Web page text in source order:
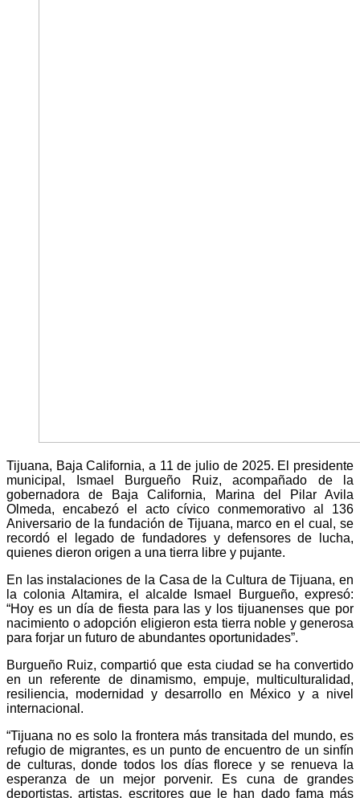
Tijuana, Baja California, a 11 de julio de 2025. El presidente
municipal, Ismael Burgueño Ruiz, acompañado de la
gobernadora de Baja California, Marina del Pilar Avila
Olmeda, encabezó el acto cívico conmemorativo al 136
Aniversario de la fundación de Tijuana, marco en el cual, se
recordó el legado de fundadores y defensores de lucha,
quienes dieron origen a una tierra libre y pujante.
En las instalaciones de la Casa de la Cultura de Tijuana, en
la colonia Altamira, el alcalde Ismael Burgueño, expresó:
“Hoy es un día de fiesta para las y los tijuanenses que por
nacimiento o adopción eligieron esta tierra noble y generosa
para forjar un futuro de abundantes oportunidades”.
Burgueño Ruiz, compartió que esta ciudad se ha convertido
en un referente de dinamismo, empuje, multiculturalidad,
resiliencia, modernidad y desarrollo en México y a nivel
internacional.
“Tijuana no es solo la frontera más transitada del mundo, es
refugio de migrantes, es un punto de encuentro de un sinfín
de culturas, donde todos los días florece y se renueva la
esperanza de un mejor porvenir. Es cuna de grandes
deportistas, artistas, escritores que le han dado fama más